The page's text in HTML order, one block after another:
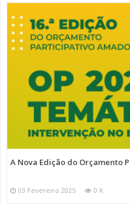
A Nova Edição do Orçamento
03 Fevereiro 2025 0 K